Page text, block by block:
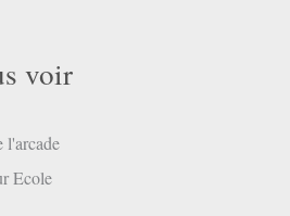
voir
l'arcade
Ecole